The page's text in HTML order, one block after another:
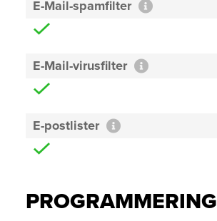
E-Mail-spamfilter
E-Mail-virusfilter
E-postlister
PROGRAMMERING